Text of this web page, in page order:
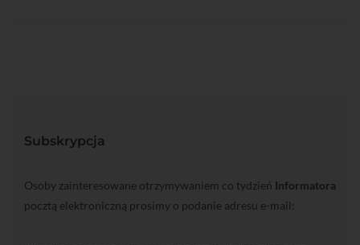
Subskrypcja
Osoby zainteresowane otrzymywaniem co tydzień Informatora
pocztą elektroniczną prosimy o podanie adresu e-mail: